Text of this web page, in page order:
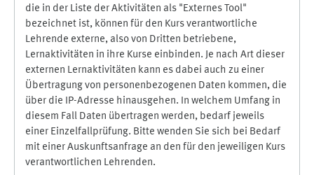
die in der Liste der Aktivitäten als "Externes Tool"
bezeichnet ist, können für den Kurs verantwortliche
Lehrende externe, also von Dritten betriebene,
Lernaktivitäten in ihre Kurse einbinden. Je nach Art dieser
externen Lernaktivitäten kann es dabei auch zu einer
Übertragung von personenbezogenen Daten kommen, die
über die IP-Adresse hinausgehen. In welchem Umfang in
diesem Fall Daten übertragen werden, bedarf jeweils
einer Einzelfallprüfung. Bitte wenden Sie sich bei Bedarf
mit einer Auskunftsanfrage an den für den jeweiligen Kurs
verantwortlichen Lehrenden.